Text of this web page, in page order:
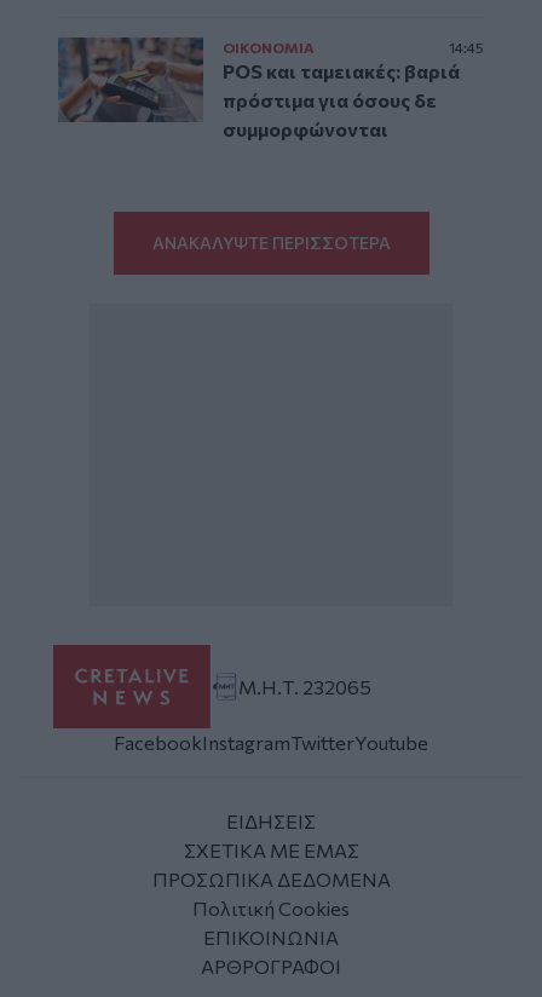
ΟΙΚΟΝΟΜΙΑ 14:45
POS και ταμειακές: βαριά
πρόστιμα για όσους δε
συμμορφώνονται
ΑΝΑΚΑΛΥΨΤΕ ΠΕΡΙΣΣΟΤΕΡΑ
Μ.Η.Τ. 232065
FacebookInstagramTwitterYoutube
ΕΙΔΗΣΕΙΣ
ΣΧΕΤΙΚΑ ΜΕ ΕΜΑΣ
ΠΡΟΣΩΠΙΚΑ ΔΕΔΟΜΕΝΑ
Πολιτική Cookies
ΕΠΙΚΟΙΝΩΝΙΑ
ΑΡΘΡΟΓΡΑΦΟΙ